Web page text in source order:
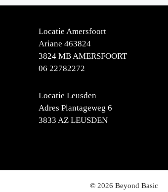
Locatie Amersfoort
Ariane 463824
3824 MB AMERSFOORT
06 22782272
Locatie Leusden
Adres Plantageweg 6
3833 AZ LEUSDEN
© 2026 Beyond Basic